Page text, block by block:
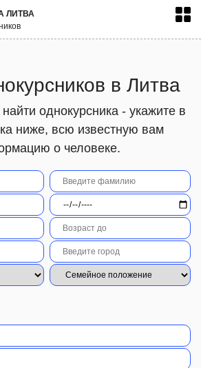
ЛИТВА
в Литва
однокурсника - укажите в
ниже, всю известную вам
о человеке.